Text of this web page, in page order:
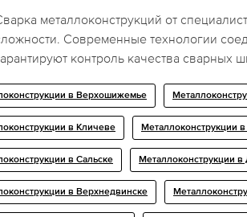
металлоконструкций от
Современные технологии
контроль качества сварных
в Верхошижемье
в Кличеве Металлоконструкции
в Сальске Металлоконструкции в
в Верхнедвинске